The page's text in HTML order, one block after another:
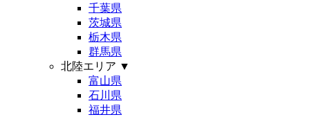
千葉県
茨城県
栃木県
群馬県
北陸エリア ▼
富山県
石川県
福井県